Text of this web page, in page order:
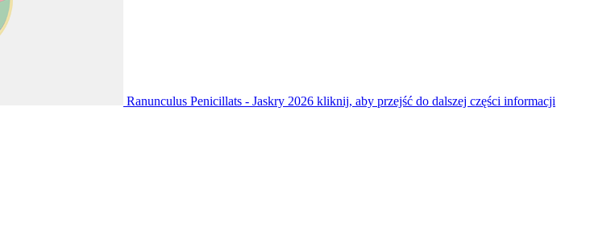
Ranunculus Penicillats - Jaskry 2026 kliknij, aby przejść do dalszej części informacji